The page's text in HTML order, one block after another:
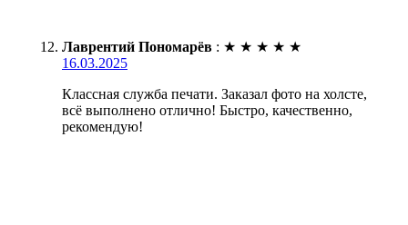
Лаврентий Пономарёв : ★ ★ ★ ★ ★
16.03.2025
Классная служба печати. Заказал фото на холсте,
всё выполнено отлично! Быстро, качественно,
рекомендую!